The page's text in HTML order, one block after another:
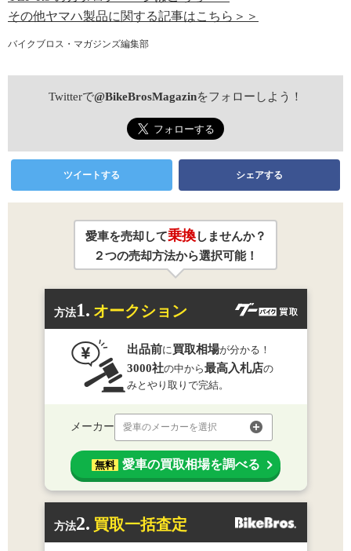
その他ヤマハ製品に関する記事はこちら＞＞
バイクブロス・マガジンズ編集部
Twitterで@BikeBrosMagazinをフォローしよう！
ツイートする シェアする
愛車を売却して乗換しませんか？
２つの売却方法から選択可能！
方法1. オークション
出品前に 買取相場が分かる！
3000社の中から最高入札店の
みとやり取りで完結。
メーカー 愛車のメーカーを選択
無料 愛車の買取相場を調べる
方法2. 買取一括査定